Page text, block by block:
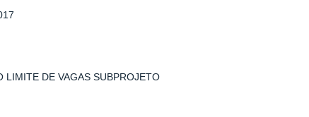
LIMITE DE VAGAS SUBPROJETO